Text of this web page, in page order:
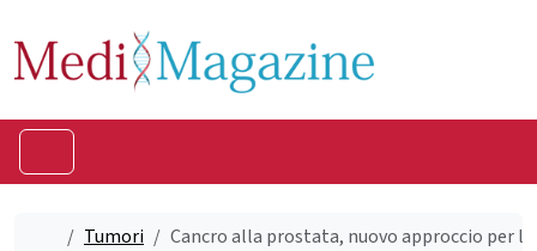
HomeTumori Cancro alla prostata, nuovo approccio per